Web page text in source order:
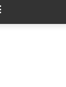
MENÜ